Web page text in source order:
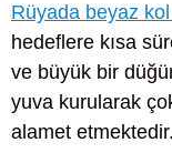
Rüyada beyaz
hedeflere kısa
ve büyük bir
yuva kurularak
alamet etmektedir.